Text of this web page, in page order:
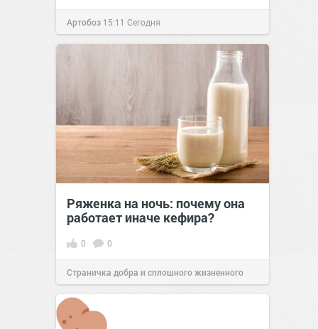
Артобоз 15:11 Сегодня
Ряженка на ночь: почему она
работает иначе кефира?
0 0
Страничка добра и сплошного жизненного
позитива!00:28 Вчера